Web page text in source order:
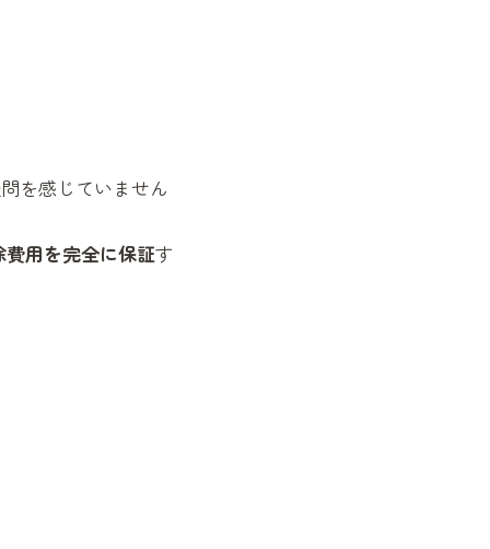
を感じていません
用を完全に保証す